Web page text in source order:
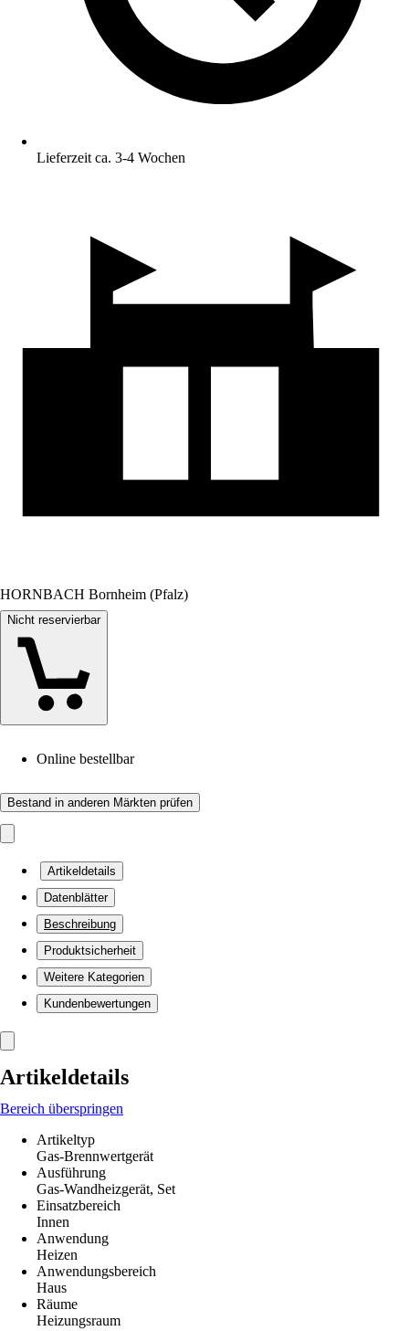
Lieferzeit ca. 3-4 Wochen
HORNBACH Bornheim (Pfalz)
Nicht reservierbar
Online bestellbar
Bestand in anderen Märkten prüfen
Artikeldetails
Datenblätter
Beschreibung
Produktsicherheit
Weitere Kategorien
Kundenbewertungen
Artikeldetails
Bereich überspringen
Artikeltyp
Gas-Brennwertgerät
Ausführung
Gas-Wandheizgerät, Set
Einsatzbereich
Innen
Anwendung
Heizen
Anwendungsbereich
Haus
Räume
Heizungsraum